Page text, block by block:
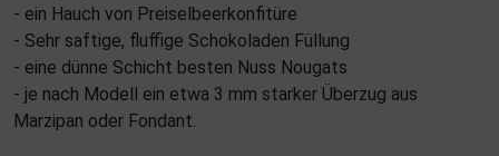
- ein Hauch von Preiselbeerkonfitüre
- Sehr saftige, fluffige Schokoladen Füllung
- eine dünne Schicht besten Nuss Nougats
- je nach Modell ein etwa 3 mm starker Überzug aus
Marzipan oder Fondant.